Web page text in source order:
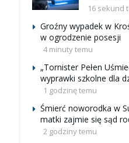
16 sekund
Groźny wypadek w
w ogrodzenie posesji
4 minuty temu
„Tornister Pełen
wyprawki szkolne dla
1 godzinę temu
Śmierć noworodka w
matki zajmie się sąd
2 godziny temu